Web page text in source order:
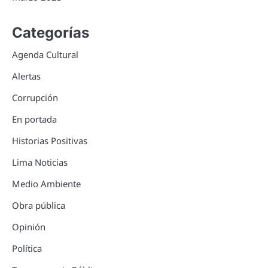
Categorías
Agenda Cultural
Alertas
Corrupción
En portada
Historias Positivas
Lima Noticias
Medio Ambiente
Obra pública
Opinión
Política